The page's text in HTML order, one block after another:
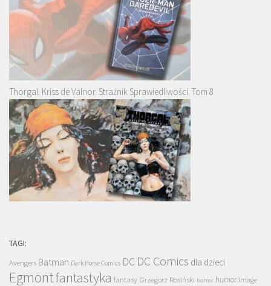
Thorgal. Kriss de Valnor. Strażnik Sprawiedliwości. Tom 8
TAGI:
Avengers Batman Dark Horse Comics DC DC Comics dla dzieci
Egmontfantastyka fantasy Grzegorz Rosiński horror humor Image